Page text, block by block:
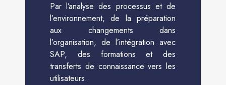
Par l’analyse des processus et de
l’environnement, de la préparation
aux changements dans
l’organisation, de l’intégration avec
SAP, des formations et des
transferts de connaissance vers les
utilisateurs.